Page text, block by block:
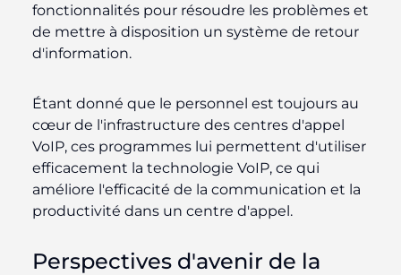
fonctionnalités pour résoudre les problèmes et
de mettre à disposition un système de retour
d'information.
Étant donné que le personnel est toujours au
cœur de l'infrastructure des centres d'appel
VoIP, ces programmes lui permettent d'utiliser
efficacement la technologie VoIP, ce qui
améliore l'efficacité de la communication et la
productivité dans un centre d'appel.
Perspectives d'avenir de la